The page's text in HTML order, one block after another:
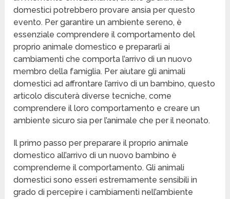
domestici potrebbero provare ansia per questo
evento. Per garantire un ambiente sereno, è
essenziale comprendere il comportamento del
proprio animale domestico e prepararli ai
cambiamenti che comporta l’arrivo di un nuovo
membro della famiglia. Per aiutare gli animali
domestici ad affrontare l’arrivo di un bambino, questo
articolo discuterà diverse tecniche, come
comprendere il loro comportamento e creare un
ambiente sicuro sia per l’animale che per il neonato.
Il primo passo per preparare il proprio animale
domestico all’arrivo di un nuovo bambino è
comprenderne il comportamento. Gli animali
domestici sono esseri estremamente sensibili in
grado di percepire i cambiamenti nell’ambiente